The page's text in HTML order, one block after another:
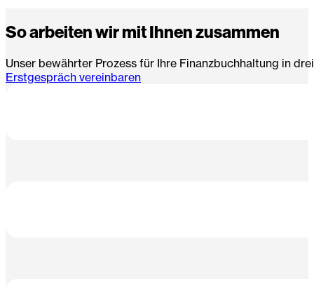
So arbeiten wir mit Ihnen zusammen
Unser bewährter Prozess für Ihre Finanzbuchhaltung in
Erstgespräch vereinbaren